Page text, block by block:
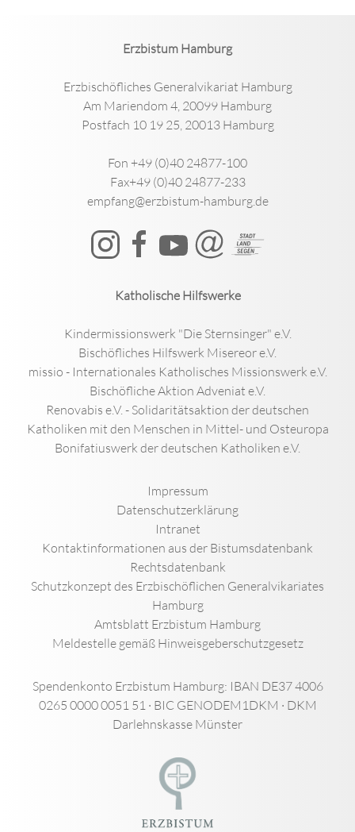
Erzbistum Hamburg
Erzbischöfliches Generalvikariat Hamburg
Am Mariendom 4, 20099 Hamburg
Postfach 10 19 25, 20013 Hamburg
Fon +49 (0)40 24877-100
Fax+49 (0)40 24877-233
empfang@erzbistum-hamburg.de
Katholische Hilfswerke
Kindermissionswerk "Die Sternsinger" e.V.
Bischöfliches Hilfswerk Misereor e.V.
missio - Internationales Katholisches Missionswerk e.V.
Bischöfliche Aktion Adveniat e.V.
Renovabis e.V. - Solidaritätsaktion der deutschen
Katholiken mit den Menschen in Mittel- und Osteuropa
Bonifatiuswerk der deutschen Katholiken e.V.
Impressum
Datenschutzerklärung
Intranet
Kontaktinformationen aus der Bistumsdatenbank
Rechtsdatenbank
Schutzkonzept des Erzbischöflichen Generalvikariates
Hamburg
Amtsblatt Erzbistum Hamburg
Meldestelle gemäß Hinweisgeberschutzgesetz
Spendenkonto Erzbistum Hamburg: IBAN DE37 4006
0265 0000 0051 51 · BIC GENODEM1DKM · DKM
Darlehnskasse Münster